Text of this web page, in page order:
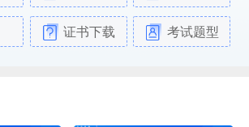
证书下载 考试题型